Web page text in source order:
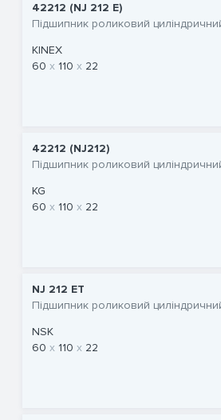
42212 (NJ 212 E)
Підшипник роликовий
KINEX
60
110 22
42212 (NJ212)
Підшипник роликовий
KG
60
110 22
NJ 212 ET
Підшипник роликовий
NSK
60
110 22